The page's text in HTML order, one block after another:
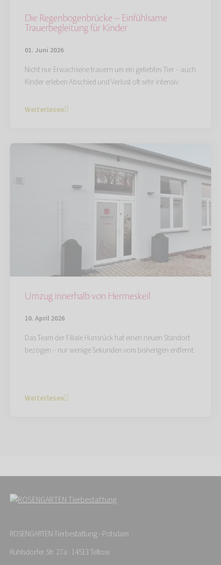
Die Regenbogenbrücke – Einfühlsame
Trauerbegleitung für Kinder
01. Juni 2026
Nicht nur Erwachsene trauern um ein geliebtes Tier – auch
Kinder erleben Abschied und Verlust oft sehr intensiv.
Weiterlesen
Umzug innerhalb von Hermeskeil
10. April 2026
Das Team der Filiale Hunsrück hat einen neuen Standort
bezogen – nur wenige Sekunden vom bisherigen entfernt.
Weiterlesen
ROSENGARTEN-Tierbestattung - Potsdam
Ruhlsdorfer Str. 27a · 14513 Teltow